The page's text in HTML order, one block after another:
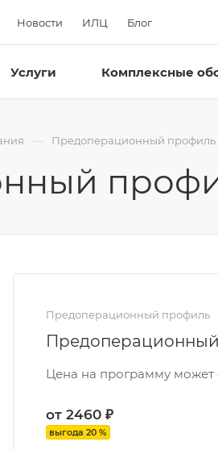
Новости ИЛЦ Блог
Услуги Комплексные
— Предоперационный профиль
Предоперационный профиль
Цена на программу может
от 2460 ₽
выгода 20 %